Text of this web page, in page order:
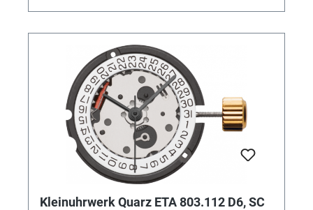
Kleinuhrwerk Quarz ETA 803.112 D6, SC